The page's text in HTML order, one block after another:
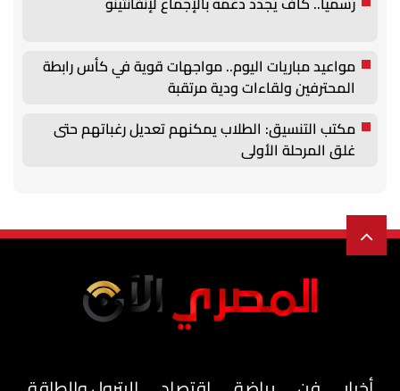
مواعيد مباريات اليوم.. مواجهات قوية في كأس رابطة
المحترفين ولقاءات ودية مرتقبة
مكتب التنسيق: الطلاب يمكنهم تعديل رغباتهم حتى
غلق المرحلة الأولى